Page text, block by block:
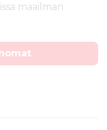
maailman